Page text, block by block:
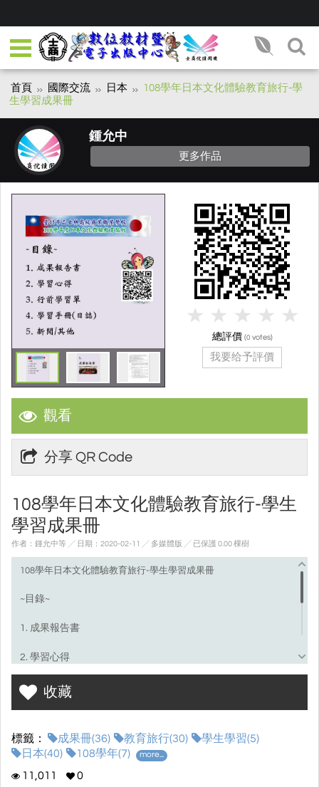
首頁 國際交流 日本
108學年日本文化體驗教育旅行-學
生學習成果冊
鍾允中
更多作品
觀看
分享 QR Code
108學年日本文化體驗教育旅行-學生
學習成果冊
作者：鍾允中等 ╱ 日期：2020-02-11 ╱ 多媒體版 ╱ 已保護 0.00 棵樹
108學年日本文化體驗教育旅行-學生學習成果冊
~目錄~
1. 成果報告書
2. 學習心得
3. 行前學習單
4.2城市探索計劃書(小組)
5. 學習手冊(日誌)
收藏
標籤： 成果冊(36) 教育旅行(30)
學生學習(5)
日本(40)
108學年(7) more...
11,011 0
總評價 (0 votes)
我要给予評價